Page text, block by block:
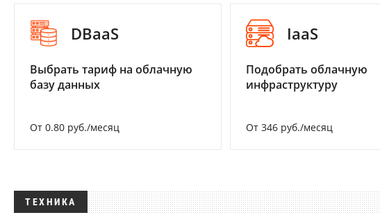
DBaaS
Выбрать тариф на облачную
базу данных
От 0.80 руб./месяц
IaaS
Подобрать облачную
инфраструктуру
От 346 руб./месяц
ТЕХНИКА